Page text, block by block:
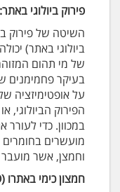
פירוק ביולוגי באתר:
השיטה של ​​פירוק
ביולוגי באתר)
של מי תהום
בעיקר פחמימנים
על אופטימיזציה
הפירוק הביולוגי,
במכוון. כדי לעורר
מועשרים בחומרים
וחמצן, אשר מועבר
חמצון כימי באתרו (ISCO):